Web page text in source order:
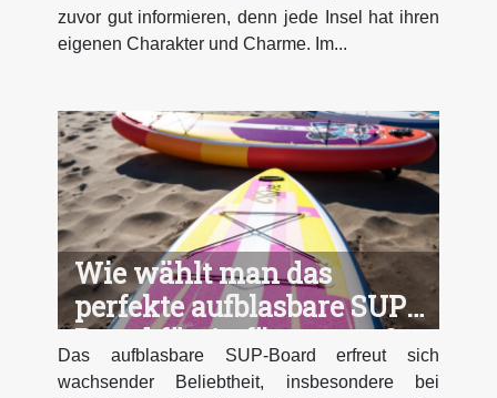
zuvor gut informieren, denn jede Insel hat ihren
eigenen Charakter und Charme. Im...
Wie wählt man das
perfekte aufblasbare SUP-
Board für Anfänger aus?
Das aufblasbare SUP-Board erfreut sich
wachsender Beliebtheit, insbesondere bei